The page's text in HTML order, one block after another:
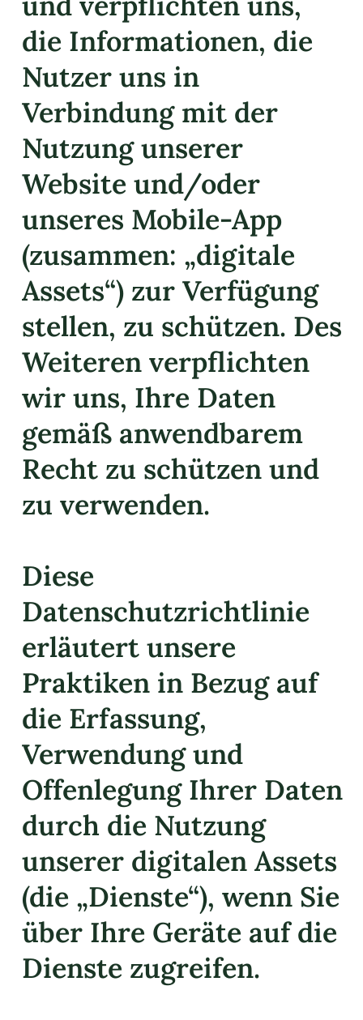
die Informationen, die
Nutzer uns in
Verbindung mit der
Nutzung unserer
Website und/oder
unseres Mobile-App
(zusammen: „digitale
Assets“) zur Verfügung
stellen, zu schützen. Des
Weiteren verpflichten
wir uns, Ihre Daten
gemäß anwendbarem
Recht zu schützen und
zu verwenden.
Diese
Datenschutzrichtlinie
erläutert unsere
Praktiken in Bezug auf
die Erfassung,
Verwendung und
Offenlegung Ihrer Daten
durch die Nutzung
unserer digitalen Assets
(die „Dienste“), wenn Sie
über Ihre Geräte auf die
Dienste zugreifen.